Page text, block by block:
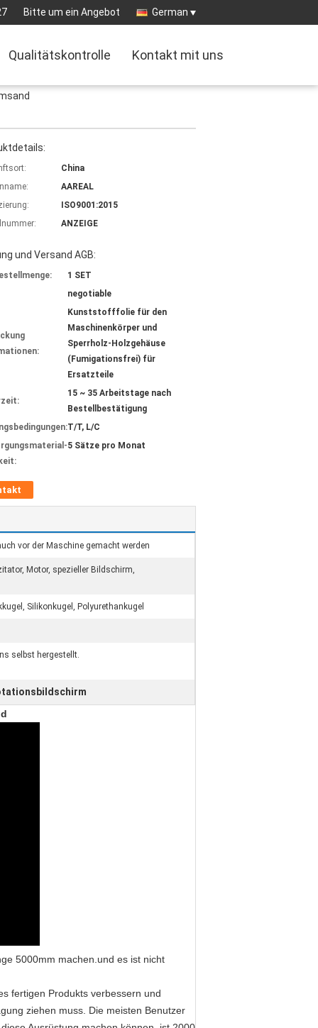
Bitte um ein Angebot German
Qualitätskontrolle Kontakt mit uns
China
AAREAL
ISO9001:2015
ANZEIGE
und Versand AGB:
1 SET
negotiable
Kunststofffolie für den
Maschinenkörper und
Sperrholz-Holzgehäuse
(Fumigationsfrei) für
Ersatzteile
15 ~ 35 Arbeitstage nach
Bestellbestätigung
T/T, L/C
5 Sätze pro Monat
vor der Maschine gemacht werden
Motor, spezieller Bildschirm,
Silikonkugel, Polyurethankugel
selbst hergestellt.
5000mm machen.und es ist nicht
fertigen Produkts verbessern und
ziehen muss. Die meisten Benutzer